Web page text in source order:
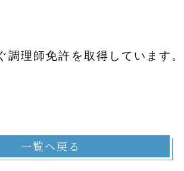
調理師免許を取得しています
一覧へ戻る